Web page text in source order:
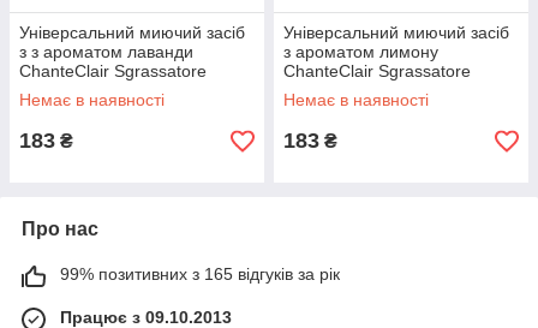
Універсальний миючий засіб
з з ароматом лаванди
ChanteClair Sgrassatore
Universale Lavanda з
розпилювачем 600 мл
Немає в наявності
183 ₴
Універсальний миючий засіб
з ароматом лимону
ChanteClair Sgrassatore
Universale Limone з
розпилювачем 600 мл
Немає в наявності
183 ₴
Про нас
99% позитивних з 165 відгуків за рік
Працює з 09.10.2013